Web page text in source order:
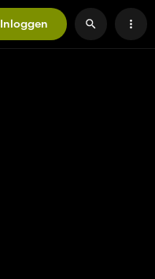
Inloggen